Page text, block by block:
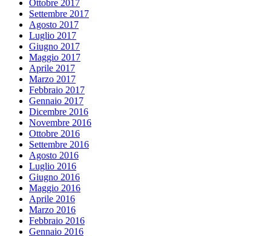
Ottobre 2017
Settembre 2017
Agosto 2017
Luglio 2017
Giugno 2017
Maggio 2017
Aprile 2017
Marzo 2017
Febbraio 2017
Gennaio 2017
Dicembre 2016
Novembre 2016
Ottobre 2016
Settembre 2016
Agosto 2016
Luglio 2016
Giugno 2016
Maggio 2016
Aprile 2016
Marzo 2016
Febbraio 2016
Gennaio 2016